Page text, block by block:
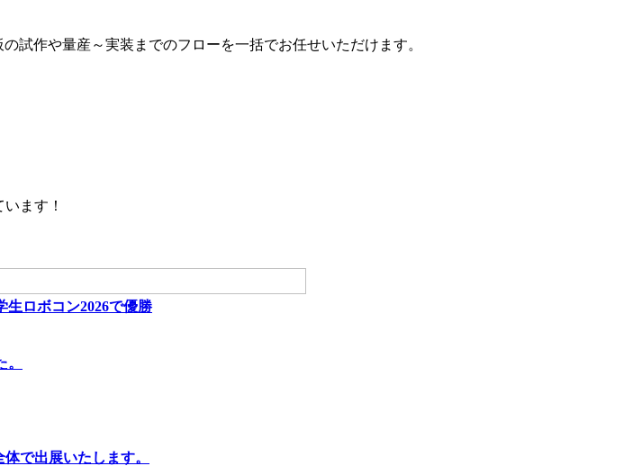
試作や量産～実装までのフローを一括でお任せいただけます。
ます！
ロボコン2026で優勝
で出展いたします。